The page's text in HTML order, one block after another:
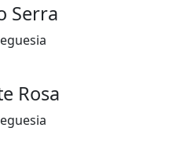
Serra
Rosa